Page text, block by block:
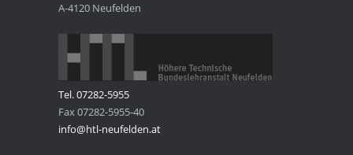
A-4120 Neufelden
Tel. 07282-5955
Fax 07282-5955-40
info@htl-neufelden.at